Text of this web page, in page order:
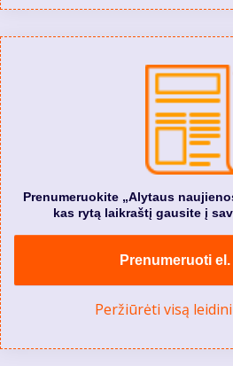
Prenumeruokite „Alytaus
kas rytą laikraštį gausite į
Prenumeruoti
Peržiūrėti visą